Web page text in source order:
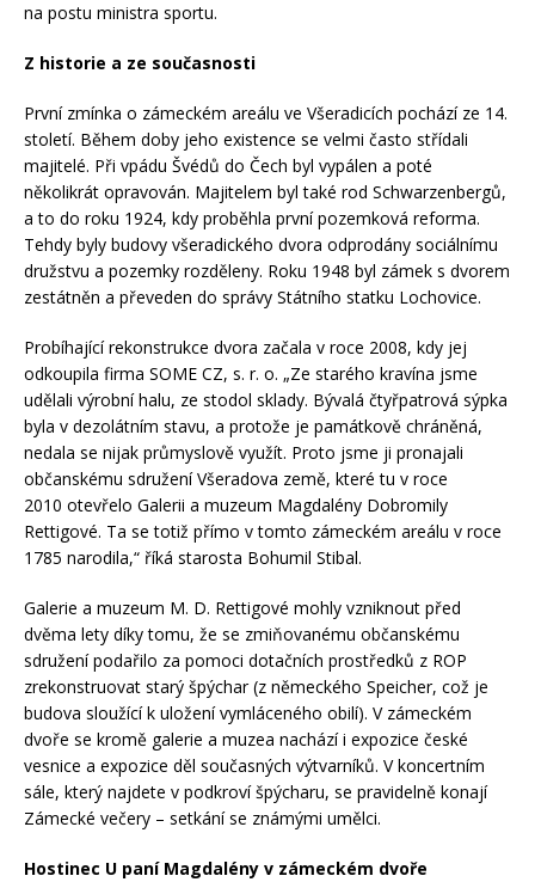
na postu ministra sportu.
Z historie a ze současnosti
První zmínka o zámeckém areálu ve Všeradicích pochází ze 14.
století. Během doby jeho existence se velmi často střídali
majitelé. Při vpádu Švédů do Čech byl vypálen a poté
několikrát opravován. Majitelem byl také rod Schwarzenbergů,
a to do roku 1924, kdy proběhla první pozemková reforma.
Tehdy byly budovy všeradického dvora odprodány sociálnímu
družstvu a pozemky rozděleny. Roku 1948 byl zámek s dvorem
zestátněn a převeden do správy Státního statku Lochovice.
Probíhající rekonstrukce dvora začala v roce 2008, kdy jej
odkoupila firma SOME CZ, s. r. o. „Ze starého kravína jsme
udělali výrobní halu, ze stodol sklady. Bývalá čtyřpatrová sýpka
byla v dezolátním stavu, a protože je památkově chráněná,
nedala se nijak průmyslově využít. Proto jsme ji pronajali
občanskému sdružení Všeradova země, které tu v roce
2010 otevřelo Galerii a muzeum Magdalény Dobromily
Rettigové. Ta se totiž přímo v tomto zámeckém areálu v roce
1785 narodila,“ říká starosta Bohumil Stibal.
Galerie a muzeum M. D. Rettigové mohly vzniknout před
dvěma lety díky tomu, že se zmiňovanému občanskému
sdružení podařilo za pomoci dotačních prostředků z ROP
zrekonstruovat starý špýchar (z německého Speicher, což je
budova sloužící k uložení vymláceného obilí). V zámeckém
dvoře se kromě galerie a muzea nachází i expozice české
vesnice a expozice děl současných výtvarníků. V koncertním
sále, který najdete v podkroví špýcharu, se pravidelně konají
Zámecké večery – setkání se známými umělci.
Hostinec U paní Magdalény v zámeckém dvoře